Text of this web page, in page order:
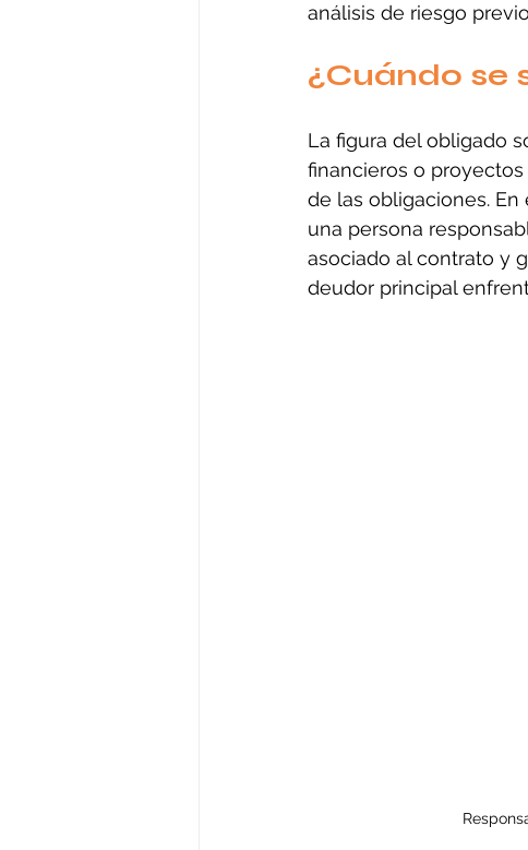
análisis de riesgo
¿Cuándo se
La figura del obligado
financieros o
de las obligaciones.
una persona
asociado al contrato y
deudor principal